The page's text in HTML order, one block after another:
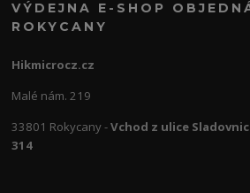
VÝDEJNA E-SHOP
ROKYCANY
Hikmicrocz.cz
Malé nám. 219
33801 Rokycany -Vchod z ulice
314